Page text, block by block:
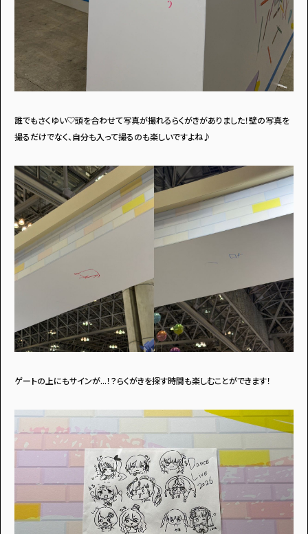
誰でもさくゆい♡頭を合わせて写真が撮れるらくがきがありました！壁の写真を
撮るだけでなく、自分も入って撮るのも楽しいですよね♪
ゲートの上にもサインが...！？らくがきを探す時間も楽しむことができます！